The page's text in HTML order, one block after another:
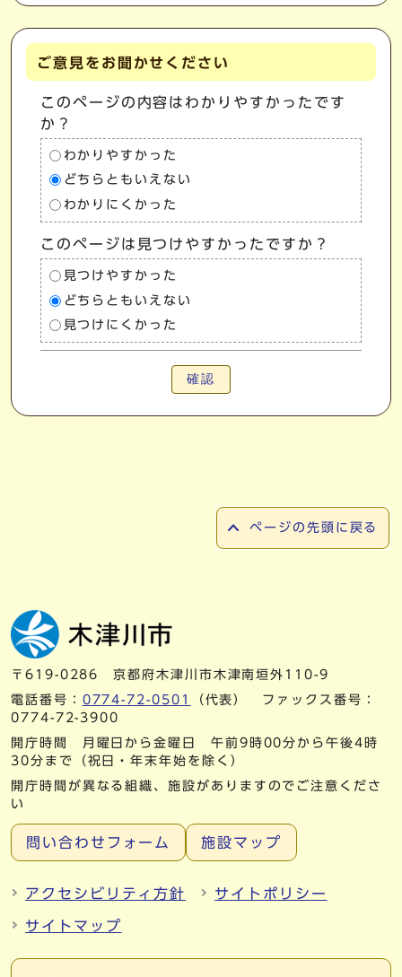
ご意見をお聞かせください
このページの内容はわかりやすかったです
か？
わかりやすかった
どちらともいえない
わかりにくかった
このページは見つけやすかったですか？
見つけやすかった
どちらともいえない
見つけにくかった
確認
ページの先頭に戻る
〒619-0286 京都府木津川市木津南垣外110-9
電話番号： 0774-72-0501
（代表） ファックス番号：
0774-72-3900
開庁時間 月曜日から金曜日 午前9時00分から午後4時
30分まで（祝日・年末年始を除く）
開庁時間が異なる組織、施設がありますのでご注意くださ
い
問い合わせフォーム 施設マップ
アクセシビリティ方針 サイトポリシー
サイトマップ